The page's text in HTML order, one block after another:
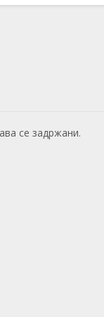
се задржани.